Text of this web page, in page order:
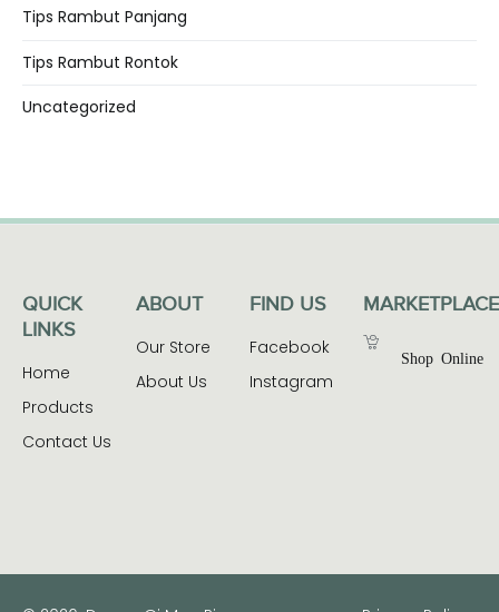
Tips Rambut Panjang
Tips Rambut Rontok
Uncategorized
QUICK
LINKS
Home
Products
Contact Us
ABOUT
Our Store
About Us
FIND US
Facebook
Instagram
MARKETPLACE
Shop Online